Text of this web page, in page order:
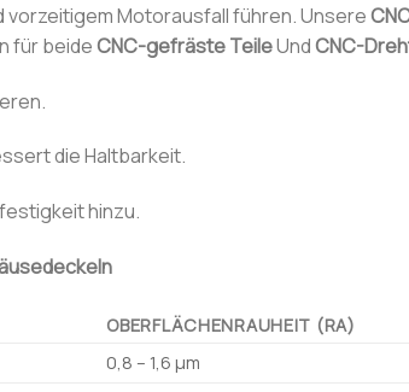
Motorausfall führen. Unsere
für beideCNC-gefräste TeileUndCNC-
die Haltbarkeit.
hinzu.
OBERFLÄCHENRAUHEIT (RA)
0,8 – 1,6 µm